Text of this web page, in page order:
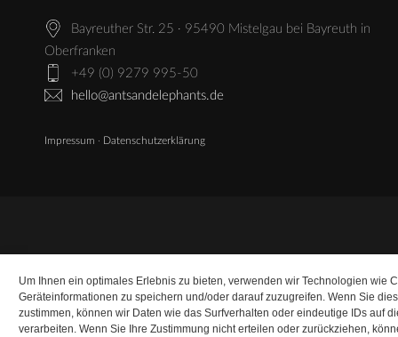
Um Ihnen ein optimales Erlebnis zu bieten, verwenden wir Technologien wie
Geräteinformationen zu speichern und/oder darauf zuzugreifen. Wenn Sie
zustimmen, können wir Daten wie das Surfverhalten oder eindeutige IDs auf
verarbeiten. Wenn Sie Ihre Zustimmung nicht erteilen oder zurückziehen,
Bayreuther Str. 25 · 95490 Mistelgau bei Bayreuth in
Oberfranken
+49 (0) 9279 995-50
hello@antsandelephants.de
Impressum · Datenschutzerklärung